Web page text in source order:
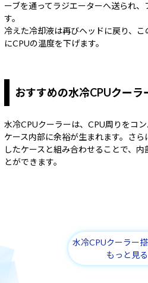
ーブを通ってラジエーターへ送られ
す。
冷えた冷却液は再びヘッドに戻り、
こ
にCPUの温度を下げます。
おすすめの水冷CPUクーラ
水冷CPUクーラーは、CPU周りをコ
ケース内部に余裕が生まれます。さ
したケースと組み合わせることで、
とができます。
水冷CPUクーラー
もっと見る